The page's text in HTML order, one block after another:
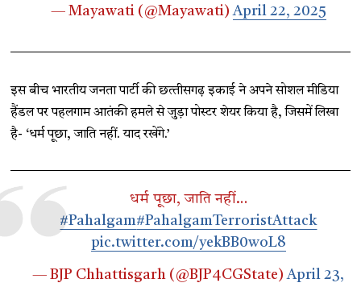
— Mayawati (@Mayawati)April 22, 2025
इस बीच भारतीय जनता पार्टी की छत्‍तीसगढ़ इकाई ने अपने सोशल मीडिया
हैंडल पर पहलगाम आतंकी हमले से जुड़ा पोस्‍टर शेयर किया है, जिसमें लिखा
है- ‘धर्म पूछा, जाति नहीं. याद रखेंगे.’
धर्म पूछा, जाति नहीं…
#Pahalgam#PahalgamTerroristAttack
pic.twitter.com/yekBB0woL8
— BJP Chhattisgarh (@BJP4CGState)April 23,